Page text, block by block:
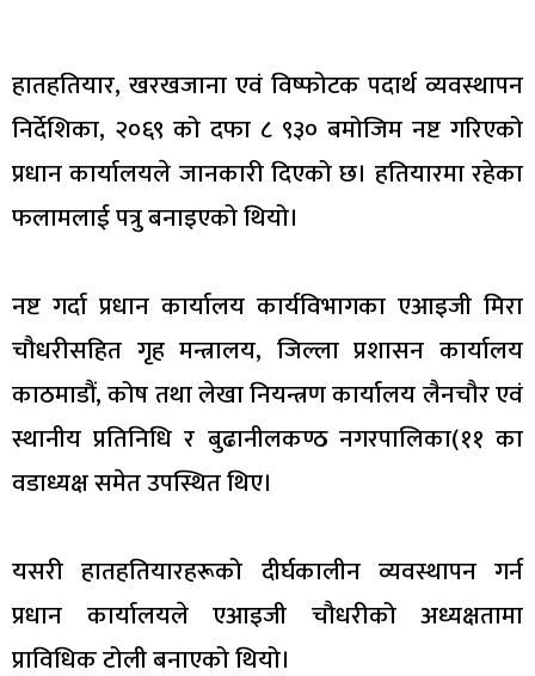
हातहतियार, खरखजाना एवं विष्फोटक पदार्थ व्यवस्थापन
निर्देशिका, २०६९ को दफा ८ ९३० बमोजिम नष्ट गरिएको
प्रधान कार्यालयले जानकारी दिएको छ। हतियारमा रहेका
फलामलाई पत्रु बनाइएको थियो।
नष्ट गर्दा प्रधान कार्यालय कार्यविभागका एआइजी मिरा
चौधरीसहित गृह मन्त्रालय, जिल्ला प्रशासन कार्यालय
काठमाडौं, कोष तथा लेखा नियन्त्रण कार्यालय लैनचौर एवं
स्थानीय प्रतिनिधि र बुढानीलकण्ठ नगरपालिका(११ का
वडाध्यक्ष समेत उपस्थित थिए।
यसरी हातहतियारहरूको दीर्घकालीन व्यवस्थापन गर्न
प्रधान कार्यालयले एआइजी चौधरीको अध्यक्षतामा
प्राविधिक टोली बनाएको थियो।